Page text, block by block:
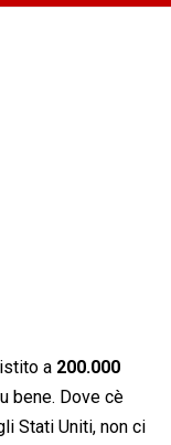
a 200.000
bene. Dove cè
Stati Uniti, non ci